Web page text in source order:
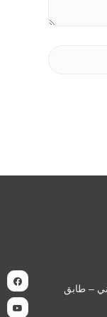
أحمد العدواني – طابق